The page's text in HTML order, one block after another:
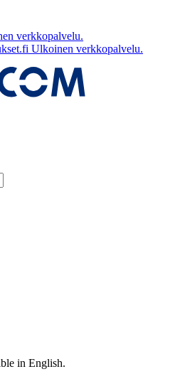
verkkopalvelu.
Ulkoinen verkkopalvelu.
in English.